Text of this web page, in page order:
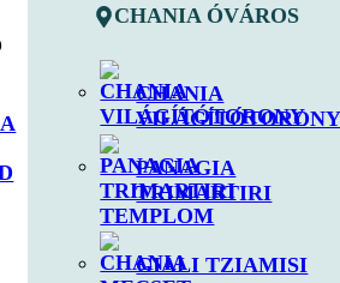
CHANIA ÓVÁROS
CHANIA
PANAGIA
TRIMARTIRI
GIALI TZIAMISI